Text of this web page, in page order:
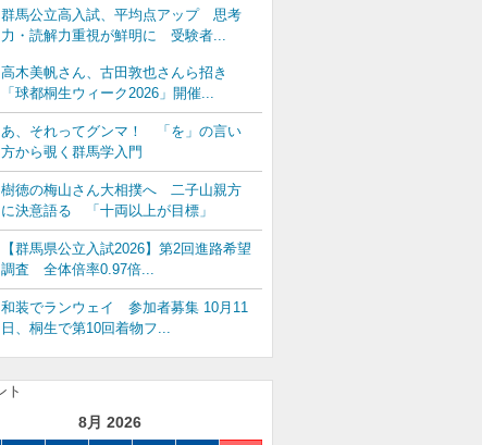
群馬公立高入試、平均点アップ 思考
力・読解力重視が鮮明に 受験者...
高木美帆さん、古田敦也さんら招き
「球都桐生ウィーク2026」開催...
あ、それってグンマ！ 「を」の言い
方から覗く群馬学入門
樹徳の梅山さん大相撲へ 二子山親方
に決意語る 「十両以上が目標」
【群馬県公立入試2026】第2回進路希望
調査 全体倍率0.97倍...
和装でランウェイ 参加者募集 10月11
日、桐生で第10回着物フ...
8月 2026